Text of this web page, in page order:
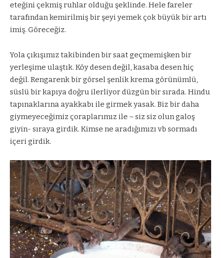
eteğini çekmiş ruhlar olduğu şeklinde. Hele fareler
tarafından kemirilmiş bir şeyi yemek çok büyük bir artı
imiş. Göreceğiz.
Yola çıkışımız takibinden bir saat geçmemişken bir
yerleşime ulaştık. Köy desen değil, kasaba desen hiç
değil. Rengarenk bir görsel şenlik krema görünümlü,
süslü bir kapıya doğru ilerliyor düzgün bir sırada. Hindu
tapınaklarına ayakkabı ile girmek yasak. Biz bir daha
giymeyeceğimiz çoraplarımız ile – siz siz olun galoş
giyin- sıraya girdik. Kimse ne aradığımızı vb sormadı
içeri girdik.